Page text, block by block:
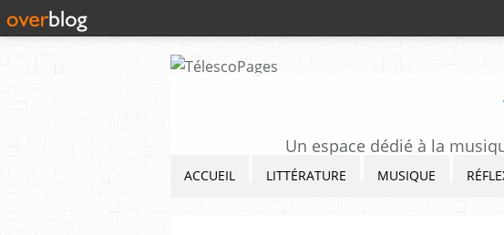
Un espace dédié à la
ACCUEIL LITTÉRATURE MUSIQUE